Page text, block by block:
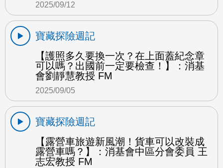
2025/09/12
寶藏探險週記
【護照多久要換一次？在上面蓋紀念章
可以嗎？出國前一定要檢查！】：消基
會劉靜慧教授 FM
2025/09/05
寶藏探險週記
【露營車旅遊新風潮！貨車可以改裝成
露營車嗎？】：消基會中區分會委員 王
志宏教授 FM